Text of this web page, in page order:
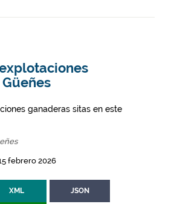
ganaderas sitas en este
febrero 2026
XML JSON